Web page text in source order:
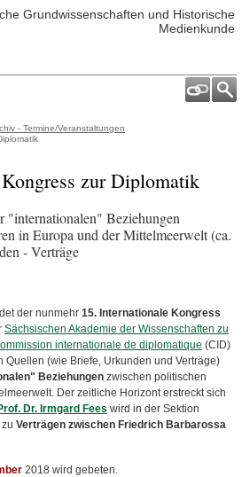
Grundwissenschaften und Historische
Medienkunde
- Termine/Veranstaltungen
zur Diplomatik
"internationalen" Beziehungen
in Europa und der Mittelmeerwelt (ca.
- Verträge
der nunmehr 15. Internationale Kongress
Sächsischen Akademie der Wissenschaften zu
internationale de diplomatique (CID)
Quellen (wie Briefe, Urkunden und Verträge)
Beziehungen zwischen politischen
Der zeitliche Horizont erstreckt sich
Dr. Irmgard Fees wird in der Sektion
Verträgen zwischen Friedrich Barbarossa
2018 wird gebeten.